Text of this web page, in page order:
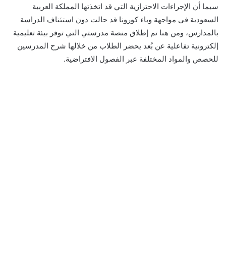
سيما أن الإجراءات الاحترازية التي قد اتخذتها المملكة العربية
السعودية في مواجهة وباء كورونا قد حالت دون استئناف الدراسة
بالمدارس، ومن هنا تم إطلاق منصة مدرستي التي توفر بيئة تعليمية
إلكترونية تفاعلية عن بُعد يحضر الطلاب من خلالها شرح المدرسين
للحصص والمواد المختلفة عبر الفصول الافتراضية.